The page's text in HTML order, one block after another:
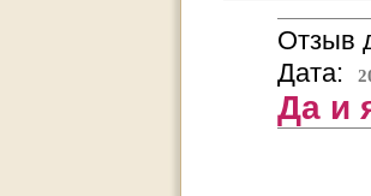
Отзыв
Дата:
Да и